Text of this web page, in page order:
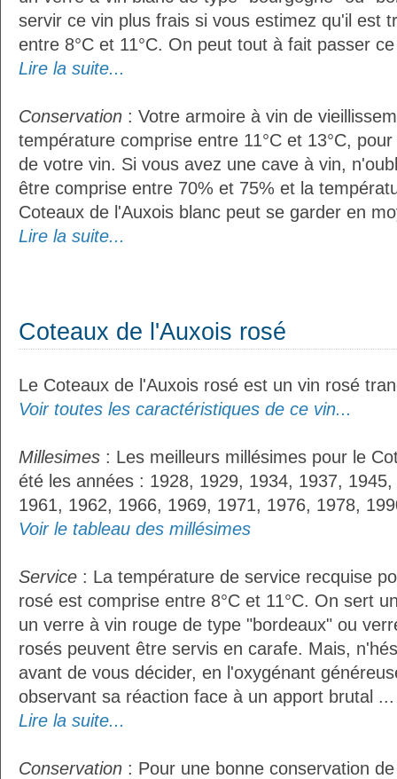
servir ce vin plus frais si vous estimez qu'il est
entre 8°C et 11°C. On peut tout à fait passer
Lire la suite...
Conservation : Votre armoire à vin de
température comprise entre 11°C et 13°C,
de votre vin. Si vous avez une cave à vin,
être comprise entre 70% et 75% et la
Coteaux de l'Auxois blanc peut se garder en
Lire la suite...
Coteaux de l'Auxois rosé
Le Coteaux de l'Auxois rosé est un vin rosé
Voir toutes les caractéristiques de ce vin...
Millesimes : Les meilleurs millésimes pour le
été les années : 1928, 1929, 1934, 1937,
1961, 1962, 1966, 1969, 1971, 1976, 1978,
Voir le tableau des millésimes
Service : La température de service recquise
rosé est comprise entre 8°C et 11°C. On sert
un verre à vin rouge de type "bordeaux" ou
rosés peuvent être servis en carafe. Mais,
avant de vous décider, en l'oxygénant
observant sa réaction face à un apport brutal ...
Lire la suite...
Conservation : Pour une bonne conservation